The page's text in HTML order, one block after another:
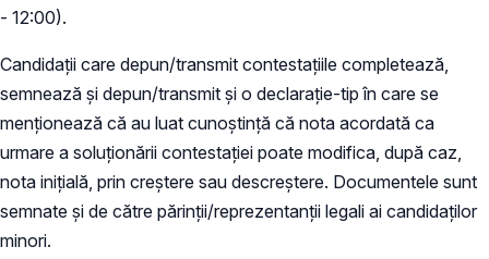
- 12:00).
Candidații care depun/transmit contestațiile completează,
semnează și depun/transmit și o declarație-tip în care se
menționează că au luat cunoștință că nota acordată ca
urmare a soluționării contestației poate modifica, după caz,
nota inițială, prin creștere sau descreștere. Documentele sunt
semnate și de către părinții/reprezentanții legali ai candidaților
minori.